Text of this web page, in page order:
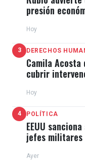
presión
Hoy
3 DERECHOS
Camila
cubrir
Hoy
4 POLÍTICA
EEUU
jefes militares
Ayer